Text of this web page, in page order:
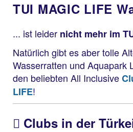
TUI MAGIC LIFE
... ist leider nicht mehr im
Natürlich gibt es aber tolle
Wasserratten und Aquapark
den beliebten All Inclusive
LIFE!
Clubs in der